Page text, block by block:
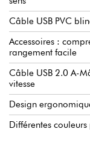
Câble USB PVC
Accessoires :
rangement facile
Câble USB 2.0 A-
vitesse
Design
Différentes